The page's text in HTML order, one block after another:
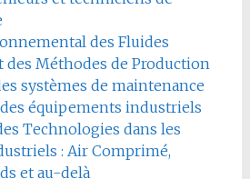
des Fluides
des Méthodes de Production
systèmes de maintenance
équipements industriels
Technologies dans les
: Air Comprimé,
et au-delà